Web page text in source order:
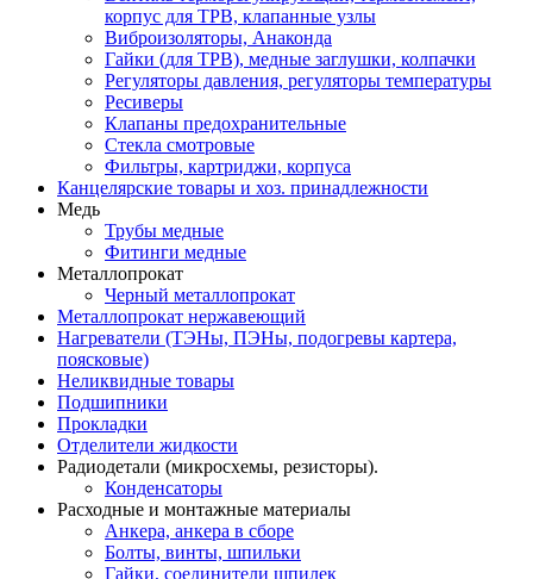
корпус для ТРВ, клапанные узлы
Виброизоляторы, Анаконда
Гайки (для ТРВ), медные заглушки, колпачки
Регуляторы давления, регуляторы температуры
Ресиверы
Клапаны предохранительные
Стекла смотровые
Фильтры, картриджи, корпуса
Канцелярские товары и хоз. принадлежности
Медь
Трубы медные
Фитинги медные
Металлопрокат
Черный металлопрокат
Металлопрокат нержавеющий
Нагреватели (ТЭНы, ПЭНы, подогревы картера,
поясковые)
Неликвидные товары
Подшипники
Прокладки
Отделители жидкости
Радиодетали (микросхемы, резисторы).
Конденсаторы
Расходные и монтажные материалы
Анкера, анкера в сборе
Болты, винты, шпильки
Гайки, соединители шпилек